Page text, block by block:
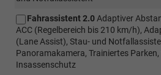
Fahrassistent 2.0 Adaptiver
ACC (Regelbereich bis 210 km/h),
(Lane Assist), Stau- und
Panoramakamera, Trainiertes
Insassenschutz